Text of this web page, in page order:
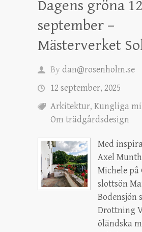
Dagens gröna 12
september –
Mästerverket
Bydan@rosenholm.se
12 september, 2025
Arkitektur, Kungliga
Om trädgårdsdesign
Med
Axel
Michele på
slottsön
Bodensjön
Drottning
öländska